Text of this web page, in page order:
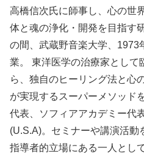
高橋信次氏に師事し、心の世
体と魂の浄化・開発を目指す
の間、武蔵野音楽大学、1973
業。 東洋医学の治療家として
ら、独自のヒーリング法と心
が実現するスーパーメソッド
代表、ソフィアアカデミー代
(U.S.A)。セミナーや講演活動
指導者的立場にある一人とし